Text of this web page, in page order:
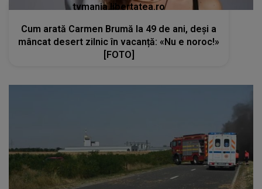
tvmania.libertatea.ro
Cum arată Carmen Brumă la 49 de ani, deși a
mâncat desert zilnic în vacanță: «Nu e noroc!»
[FOTO]